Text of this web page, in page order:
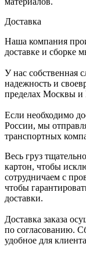
Доставка
Наша компания
доставке и сборке
У нас собственная
надежность и
пределах Москвы
Если необходимо
России, мы
транспортных
Весь груз
картон, чтобы
сотрудничаем с
чтобы
доставки.
Доставка заказа
по согласованию.
удобное для